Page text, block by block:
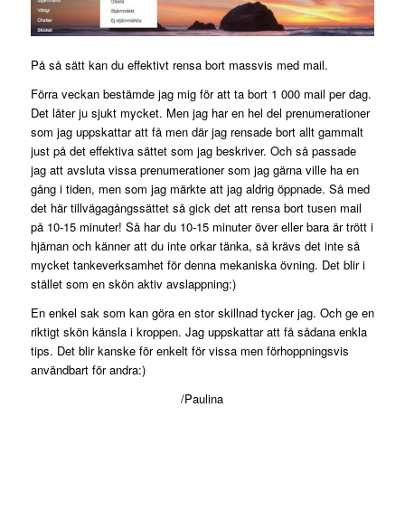
På så sätt kan du effektivt rensa bort massvis med mail.
Förra veckan bestämde jag mig för att ta bort 1 000 mail per dag.
Det låter ju sjukt mycket. Men jag har en hel del prenumerationer
som jag uppskattar att få men där jag rensade bort allt gammalt
just på det effektiva sättet som jag beskriver. Och så passade
jag att avsluta vissa prenumerationer som jag gärna ville ha en
gång i tiden, men som jag märkte att jag aldrig öppnade. Så med
det här tillvägagångssättet så gick det att rensa bort tusen mail
på 10-15 minuter! Så har du 10-15 minuter över eller bara är trött i
hjärnan och känner att du inte orkar tänka, så krävs det inte så
mycket tankeverksamhet för denna mekaniska övning. Det blir i
stället som en skön aktiv avslappning:)
En enkel sak som kan göra en stor skillnad tycker jag. Och ge en
riktigt skön känsla i kroppen. Jag uppskattar att få sådana enkla
tips. Det blir kanske för enkelt för vissa men förhoppningsvis
användbart för andra:)
/Paulina